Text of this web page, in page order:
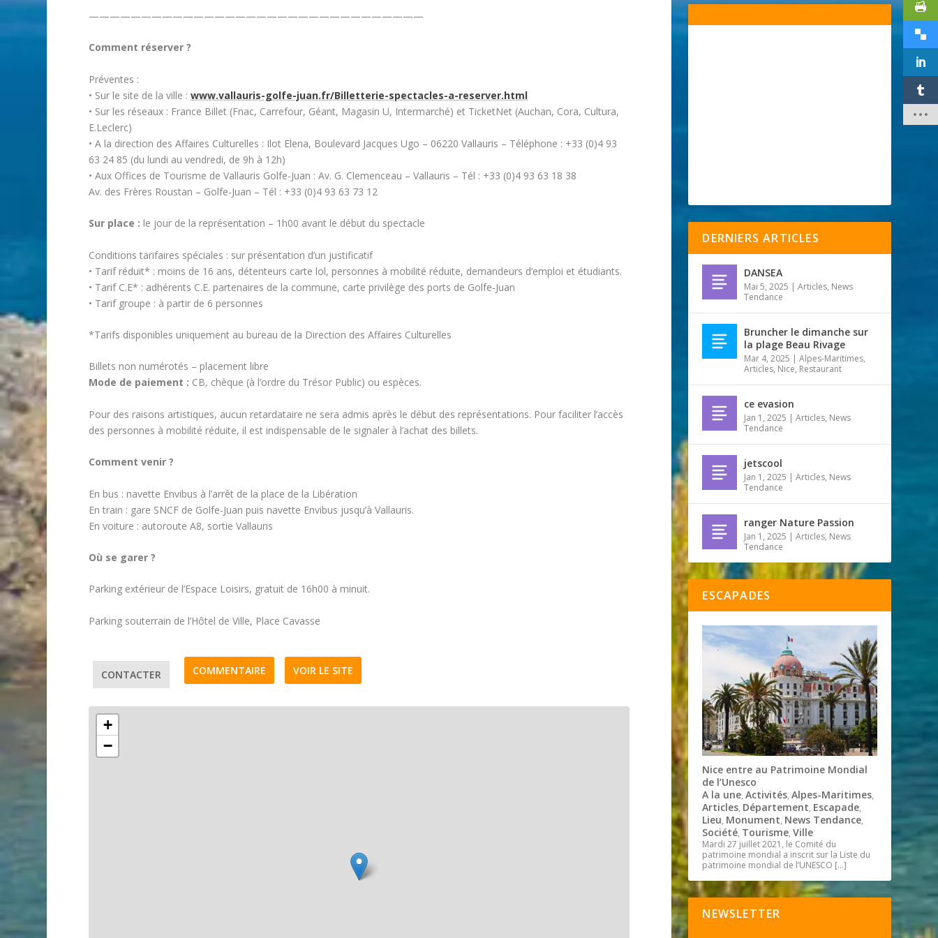
————————————————————————————————
Comment réserver ?
Préventes :
• Sur le site de la ville :www.vallauris-golfe-juan.fr/Billetterie-spectacles-a-reserver.html
• Sur les réseaux : France Billet (Fnac, Carrefour, Géant, Magasin U, Intermarché) et TicketNet (Auchan, Cora, Cultura,
E.Leclerc)
• A la direction des Affaires Culturelles : Ilot Elena, Boulevard Jacques Ugo – 06220 Vallauris – Téléphone : +33 (0)4 93
63 24 85 (du lundi au vendredi, de 9h à 12h)
• Aux Offices de Tourisme de Vallauris Golfe-Juan : Av. G. Clemenceau – Vallauris – Tél : +33 (0)4 93 63 18 38
Av. des Frères Roustan – Golfe-Juan – Tél : +33 (0)4 93 63 73 12
Sur place : le jour de la représentation – 1h00 avant le début du spectacle
Conditions tarifaires spéciales : sur présentation d’un justificatif
• Tarif réduit* : moins de 16 ans, détenteurs carte lol, personnes à mobilité réduite, demandeurs d’emploi et étudiants.
• Tarif C.E* : adhérents C.E. partenaires de la commune, carte privilège des ports de Golfe-Juan
• Tarif groupe : à partir de 6 personnes
*Tarifs disponibles uniquement au bureau de la Direction des Affaires Culturelles
Billets non numérotés – placement libre
Mode de paiement : CB, chèque (à l’ordre du Trésor Public) ou espèces.
Pour des raisons artistiques, aucun retardataire ne sera admis après le début des représentations. Pour faciliter l’accès
des personnes à mobilité réduite, il est indispensable de le signaler à l’achat des billets.
Comment venir ?
En bus : navette Envibus à l’arrêt de la place de la Libération
En train : gare SNCF de Golfe-Juan puis navette Envibus jusqu’à Vallauris.
En voiture : autoroute A8, sortie Vallauris
Où se garer ?
Parking extérieur de l’Espace Loisirs, gratuit de 16h00 à minuit.
Parking souterrain de l’Hôtel de Ville, Place Cavasse
CONTACTER COMMENTAIRE VOIR LE SITE
+
−
DERNIERS ARTICLES
DANSEA
Mai 5, 2025 |Articles, News
Tendance
Bruncher le dimanche sur
la plage Beau Rivage
Mar 4, 2025 |Alpes-Maritimes,
Articles, Nice, Restaurant
ce evasion
Jan 1, 2025 |Articles, News
Tendance
jetscool
Jan 1, 2025 |Articles, News
Tendance
ranger Nature Passion
Jan 1, 2025 |Articles, News
Tendance
ESCAPADES
Nice entre au Patrimoine Mondial
de l’Unesco
A la une,Activités,Alpes-Maritimes,
Articles, Département, Escapade,
Lieu, Monument, News Tendance,
Société, Tourisme,Ville
Mardi 27 juillet 2021, le Comité du
patrimoine mondial a inscrit sur la Liste du
patrimoine mondial de l’UNESCO […]
NEWSLETTER